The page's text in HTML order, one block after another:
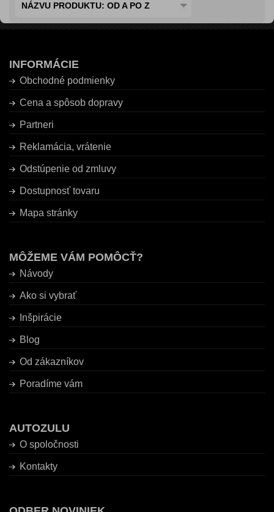
NÁZVU PRODUKTU: OD A PO Z
INFORMÁCIE
Obchodné podmienky
Cena a spôsob dopravy
Partneri
Reklamácia, vrátenie
Odstúpenie od zmluvy
Dostupnosť tovaru
Mapa stránky
MÔŽEME VÁM POMÔCŤ?
Návody
Ako si vybrať
Inšpirácie
Blog
Od zákazníkov
Poradíme vám
AUTOZULU
O spoločnosti
Kontakty